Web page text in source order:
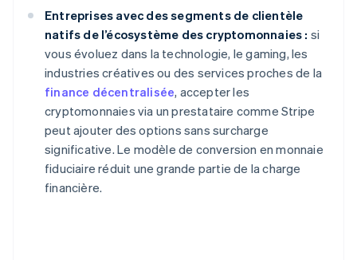
Entreprises avec des segments de clientèle
natifs de l’écosystème des cryptomonnaies : si
vous évoluez dans la technologie, le gaming, les
industries créatives ou des services proches de la
finance décentralisée, accepter les
cryptomonnaies via un prestataire comme Stripe
peut ajouter des options sans surcharge
significative. Le modèle de conversion en monnaie
fiduciaire réduit une grande partie de la charge
financière.